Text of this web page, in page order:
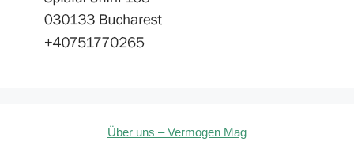
Über uns – Vermogen Mag